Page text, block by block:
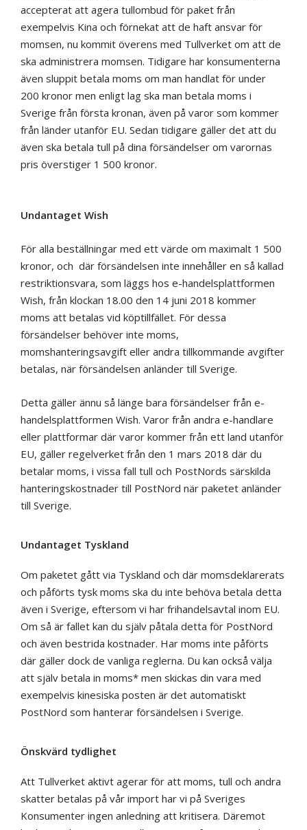
accepterat att agera tullombud för paket från
exempelvis Kina och förnekat att de haft ansvar för
momsen, nu kommit överens med Tullverket om att de
ska administrera momsen. Tidigare har konsumenterna
även sluppit betala moms om man handlat för under
200 kronor men enligt lag ska man betala moms i
Sverige från första kronan, även på varor som kommer
från länder utanför EU. Sedan tidigare gäller det att du
även ska betala tull på dina försändelser om varornas
pris överstiger 1 500 kronor.
Undantaget Wish
För alla beställningar med ett värde om maximalt 1 500
kronor, och där försändelsen inte innehåller en så kallad
restriktionsvara, som läggs hos e-handelsplattformen
Wish, från klockan 18.00 den 14 juni 2018 kommer
moms att betalas vid köptillfället. För dessa
försändelser behöver inte moms,
momshanteringsavgift eller andra tillkommande avgifter
betalas, när försändelsen anländer till Sverige.
Detta gäller ännu så länge bara försändelser från e-
handelsplattformen Wish. Varor från andra e-handlare
eller plattformar där varor kommer från ett land utanför
EU, gäller regelverket från den 1 mars 2018 där du
betalar moms, i vissa fall tull och PostNords särskilda
hanteringskostnader till PostNord när paketet anländer
till Sverige.
Undantaget Tyskland
Om paketet gått via Tyskland och där momsdeklarerats
och påförts tysk moms ska du inte behöva betala detta
även i Sverige, eftersom vi har frihandelsavtal inom EU.
Om så är fallet kan du själv påtala detta för PostNord
och även bestrida kostnader. Har moms inte påförts
där gäller dock de vanliga reglerna. Du kan också välja
att själv betala in moms* men skickas din vara med
exempelvis kinesiska posten är det automatiskt
PostNord som hanterar försändelsen i Sverige.
Önskvärd tydlighet
Att Tullverket aktivt agerar för att moms, tull och andra
skatter betalas på vår import har vi på Sveriges
Konsumenter ingen anledning att kritisera. Däremot